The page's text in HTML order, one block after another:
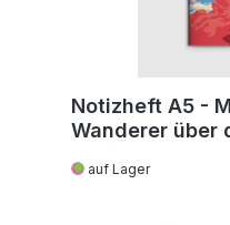
Notizheft A5 -
Wanderer über
auf Lager